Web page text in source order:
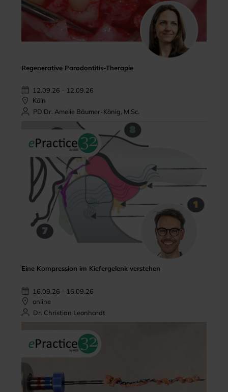
Regenerative Parodontitis-Therapie
12.09.26 - 12.09.26
Köln
PD Dr. Amelie Bäumer-König, M.Sc.
Eine Kompression im Kiefergelenk verstehen
16.09.26 - 16.09.26
online
Dr. Christian Leonhardt